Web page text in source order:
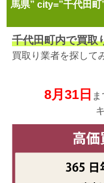
馬県” city=”千代田町
千代田町内で買取
買取り業者を探して
8月31日